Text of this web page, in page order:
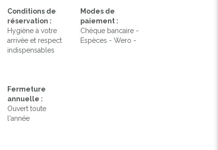
Conditions de
réservation :
Hygiène à votre
arrivée et respect
indispensables
Modes de
paiement :
Chèque bancaire -
Espèces - Wero -
Fermeture
annuelle :
Ouvert toute
l'année